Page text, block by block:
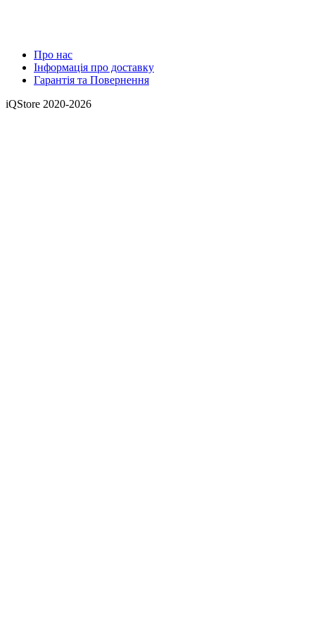
Про нас
Інформація про доставку
Гарантія та Повернення
iQStore 2020-2026